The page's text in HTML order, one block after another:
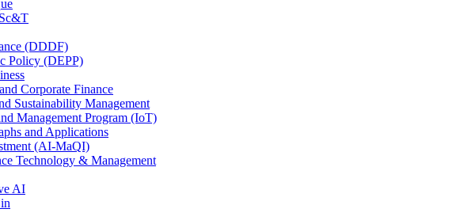
(DDDF)
Policy (DEPP)
Corporate Finance
Sustainability Management
Management Program (IoT)
and Applications
(AI-MaQI)
Technology & Management
AI